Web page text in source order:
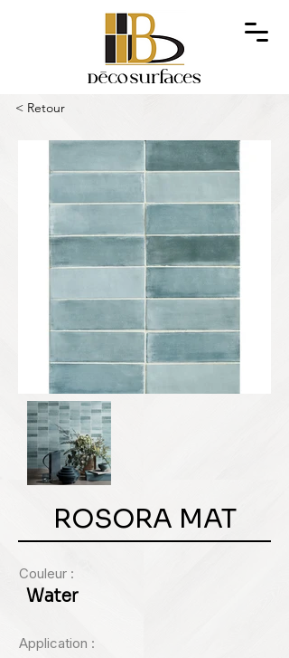
< Retour
ROSORA MAT
Couleur :
Water
Application :